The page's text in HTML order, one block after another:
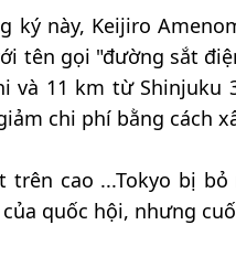
ký này, Keijiro
tên gọi "đường sắt
và 11 km từ Shinjuku
chi phí bằng cách
trên cao ...Tokyo bị
quốc hội, nhưng